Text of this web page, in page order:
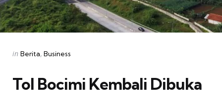
Categories
Posted
in Berita Business
Tol Bocimi Kembali Dibuka